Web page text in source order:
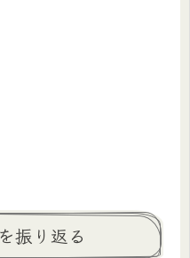
振り返る